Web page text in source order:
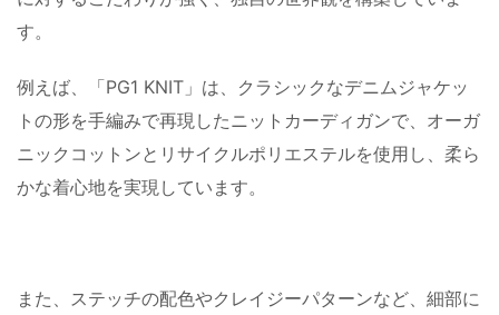
す。
例えば、「PG1 KNIT」は、クラシックなデニムジャケッ
トの形を手編みで再現したニットカーディガンで、オーガ
ニックコットンとリサイクルポリエステルを使用し、柔ら
かな着心地を実現しています。
また、ステッチの配色やクレイジーパターンなど、細部に